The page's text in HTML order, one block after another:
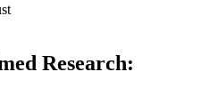
Research: